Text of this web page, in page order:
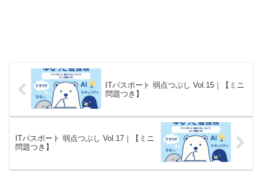
ITパスポート 弱点つぶし Vol.15｜【ミニ
問題つき】
ITパスポート 弱点つぶし Vol.17｜【ミニ
問題つき】